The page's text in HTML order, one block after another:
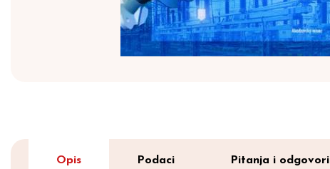
Opis Podaci Pitanja i odgovori